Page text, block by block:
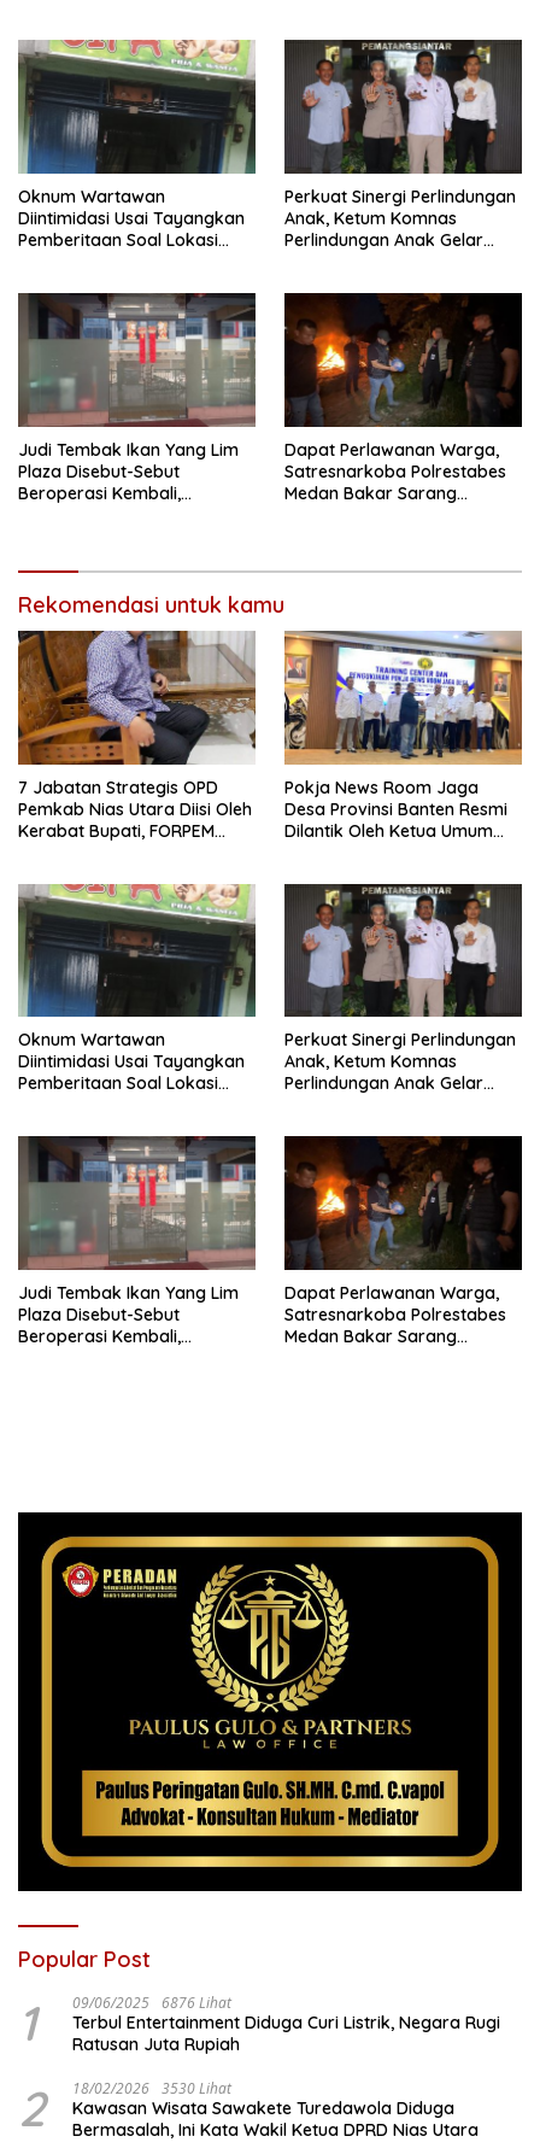
Oknum Wartawan
Diintimidasi Usai Tayangkan
Pemberitaan Soal Lokasi
Perkuat Sinergi Perlindungan
Anak, Ketum Komnas
Perlindungan Anak Gelar
Judi Tembak Ikan Yang Lim
Plaza Disebut-Sebut
Beroperasi Kembali,
Dapat Perlawanan Warga,
Satresnarkoba Polrestabes
Medan Bakar Sarang
Rekomendasi untuk kamu
7 Jabatan Strategis OPD
Pemkab Nias Utara Diisi Oleh
Kerabat Bupati, FORPEM
Pokja News Room Jaga
Desa Provinsi Banten Resmi
Dilantik Oleh Ketua Umum
Oknum Wartawan
Diintimidasi Usai Tayangkan
Pemberitaan Soal Lokasi
Perkuat Sinergi Perlindungan
Anak, Ketum Komnas
Perlindungan Anak Gelar
Judi Tembak Ikan Yang Lim
Plaza Disebut-Sebut
Beroperasi Kembali,
Dapat Perlawanan Warga,
Satresnarkoba Polrestabes
Medan Bakar Sarang
Popular Post
1 09/06/2025 6876 Lihat
Terbul Entertainment Diduga Curi Listrik, Negara Rugi
Ratusan Juta Rupiah
2 18/02/2026 3530 Lihat
Kawasan Wisata Sawakete Turedawola Diduga
Bermasalah, Ini Kata Wakil Ketua DPRD Nias Utara